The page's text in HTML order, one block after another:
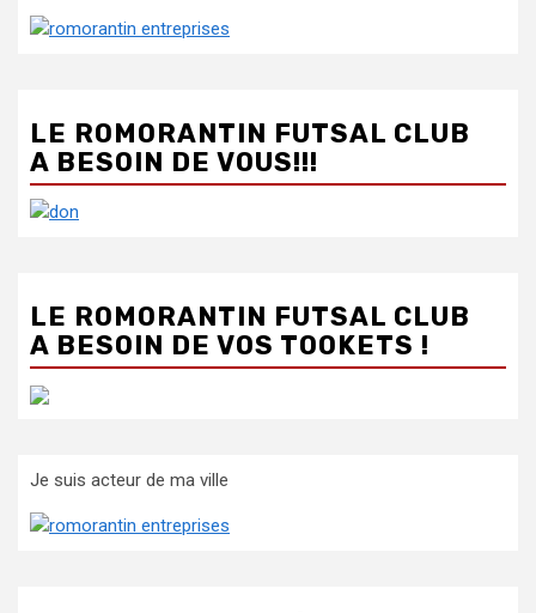
LE ROMORANTIN FUTSAL CLUB
A BESOIN DE VOUS!!!
LE ROMORANTIN FUTSAL CLUB
A BESOIN DE VOS TOOKETS !
Je suis acteur de ma ville